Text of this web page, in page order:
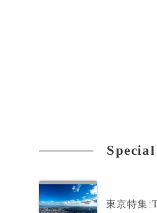
東京特集